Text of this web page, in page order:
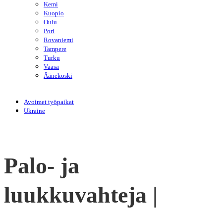
Kemi
Kuopio
Oulu
Pori
Rovaniemi
Tampere
Turku
Vaasa
Äänekoski
Avoimet työpaikat
Ukraine
Palo- ja
luukkuvahteja |